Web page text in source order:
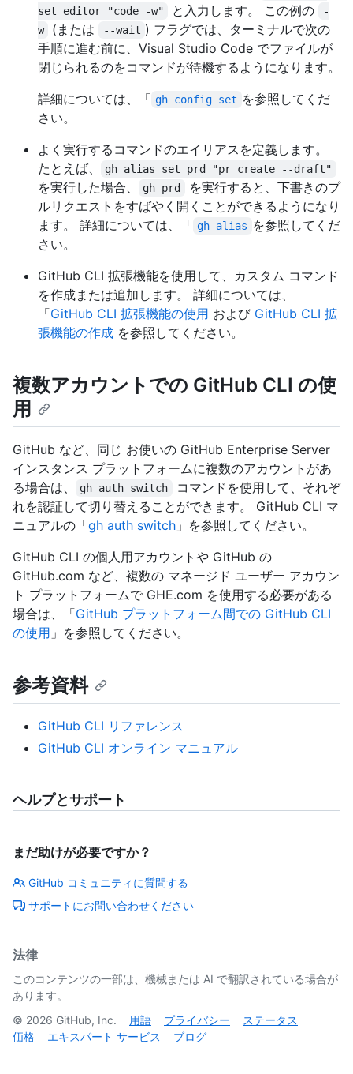
set editor "code -w"
と入力します。 この例の
-
w
(または --wait ) フラグでは、ターミナルで次の
手順に進む前に、Visual Studio Code でファイルが
閉じられるのをコマンドが待機するようになります。
詳細については、「 gh config set を参照してくだ
さい。
よく実行するコマンドのエイリアスを定義します。
たとえば、
gh alias set prd "pr create --draft"
を実行した場合、 gh prd
を実行すると、下書きのプ
ルリクエストをすばやく開くことができるようになり
ます。 詳細については、「 gh alias を参照してくだ
さい。
GitHub CLI 拡張機能を使用して、カスタム コマンド
を作成または追加します。 詳細については、
「GitHub CLI 拡張機能の使用 および GitHub CLI 拡
張機能の作成 を参照してください。
複数アカウントでの GitHub CLI の使
用
GitHub など、同じ お使いの GitHub Enterprise Server
インスタンス プラットフォームに複数のアカウントがあ
る場合は、
gh auth switch
コマンドを使用して、それぞ
れを認証して切り替えることができます。 GitHub CLI マ
ニュアルの「gh auth switch 」を参照してください。
GitHub CLI の個人用アカウントや GitHub の
GitHub.com など、複数の マネージド ユーザー アカウン
ト プラットフォームで GHE.com を使用する必要がある
場合は、「GitHub プラットフォーム間での GitHub CLI
の使用 」を参照してください。
参考資料
GitHub CLI リファレンス
GitHub CLI オンライン マニュアル
ヘルプとサポート
まだ助けが必要ですか？
GitHub コミュニティに質問する
サポートにお問い合わせください
法律
このコンテンツの一部は、機械または AI で翻訳されている場合が
あります。
© 2026 GitHub, Inc. 用語 プライバシー
ステータス
価格
エキスパート サービス ブログ